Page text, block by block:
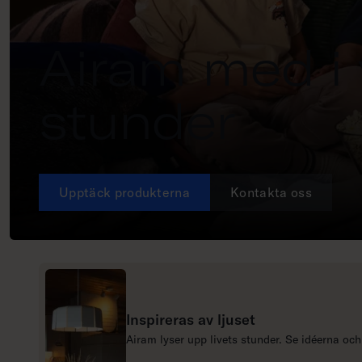
Airam med
Upptäck produkterna Kontakta oss
Inspireras av ljuset
Airam lyser upp livets stunder. Se idéerna